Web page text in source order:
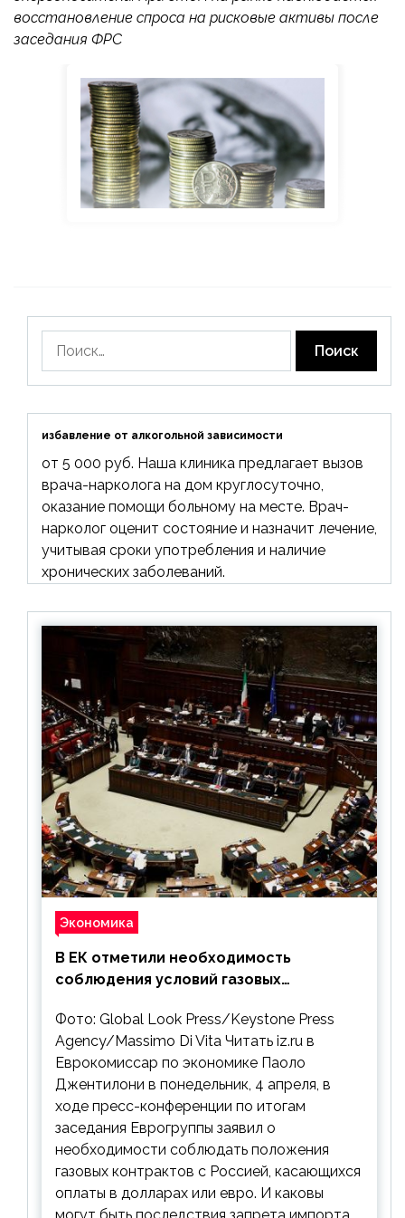
восстановление спроса на рисковые активы после
заседания ФРС
избавление от алкогольной зависимости
от 5 000 руб. Наша клиника предлагает вызов
врача-нарколога на дом круглосуточно,
оказание помощи больному на месте. Врач-
нарколог оценит состояние и назначит лечение,
учитывая сроки употребления и наличие
хронических заболеваний.
Экономика
В ЕК отметили необходимость
соблюдения условий газовых
Фото: Global Look Press/Keystone Press
Agency/Massimo Di Vita Читать iz.ru в
Еврокомиссар по экономике Паоло
Джентилони в понедельник, 4 апреля, в
ходе пресс-конференции по итогам
заседания Еврогруппы заявил о
необходимости соблюдать положения
газовых контрактов с Россией, касающихся
оплаты в долларах или евро. И каковы